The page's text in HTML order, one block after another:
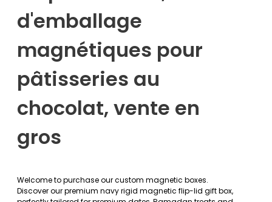
d'emballage
magnétiques pour
pâtisseries au
chocolat, vente en
gros
Welcome to purchase our custom magnetic boxes.
Discover our premium navy rigid magnetic flip-lid gift box,